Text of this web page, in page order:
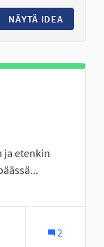
NÄYTÄ IDEA
ja etenkin
2